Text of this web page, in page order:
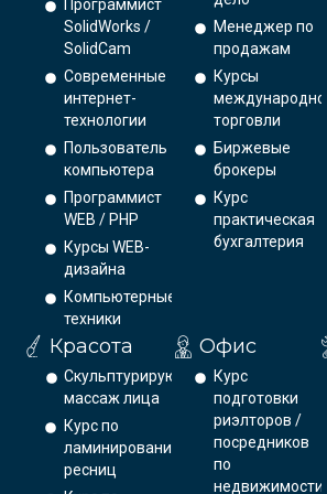
Программист
SolidWorks /
SolidCam
Современные
интернет-
технологии
Пользователь
компьютера
Программист
WEB / PHP
Курсы WEB-
дизайна
Компьютерные
техники
Менеджер по
продажам
Курсы
международной
торговли
Биржевые
брокеры
Курс
практическая
бухгалтерия
Красота
Скульптурирующий
массаж лица
Курс по
ламинированию
ресниц
Офис
Курс
подготовки
риэлторов /
посредников
по
недвижимости